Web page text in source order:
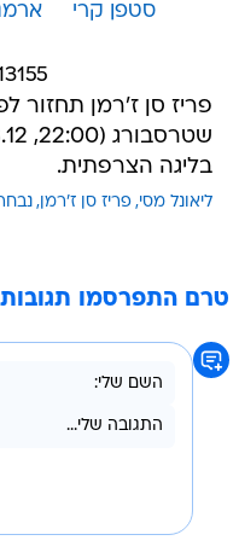
סטפן קרי
113155
פריז סן ז'רמן תחזור
בליגה הצרפתית.
ליאונל מסי פריז סן ז'רמן
טרם התפרסמו תגובות